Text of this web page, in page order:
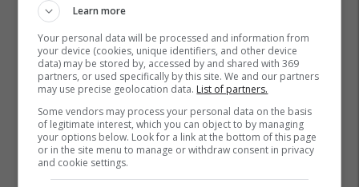
Fernando Llorente
Learn more
Your personal data will be processed and information from
your device (cookies, unique identifiers, and other device
data) may be stored by, accessed by and shared with 369
partners, or used specifically by this site. We and our partners
may use precise geolocation data. List of partners.
Some vendors may process your personal data on the basis
of legitimate interest, which you can object to by managing
your options below. Look for a link at the bottom of this page
or in the site menu to manage or withdraw consent in privacy
and cookie settings.